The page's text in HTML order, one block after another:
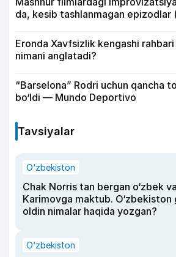
da, kesib tashlanmagan epizodlar
Eronda Xavfsizlik kengashi rahbari
nimani anglatadi?
“Barselona” Rodri uchun qancha
bo‘ldi — Mundo Deportivo
Tavsiyalar
O‘zbekiston
Chak Norris tan bergan o‘zbek
Karimovga maktub.
oldin nimalar haqida yozgan?
O‘zbekiston